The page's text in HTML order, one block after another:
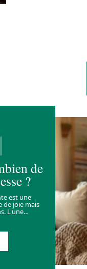
de
?
est une
de joie mais
L'une…